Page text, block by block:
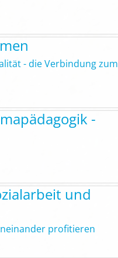
- die Verbindung zum
-
und
profitieren